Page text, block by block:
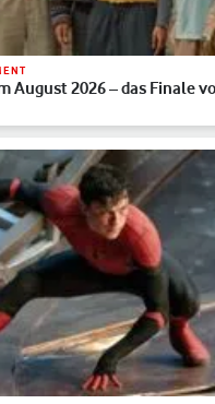
August 2026 – das Finale